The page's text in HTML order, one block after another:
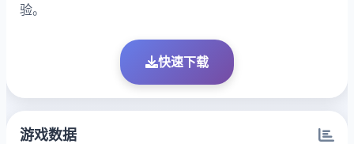
验。
快速下载
游戏数据